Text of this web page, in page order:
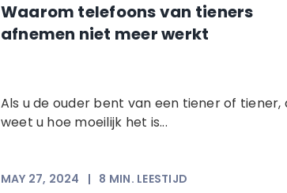
Waarom telefoons van tieners
afnemen niet meer werkt
Als u de ouder bent van een tiener of tiener,
weet u hoe moeilijk het is...
MAY 27, 2024 | 8 MIN. LEESTIJD